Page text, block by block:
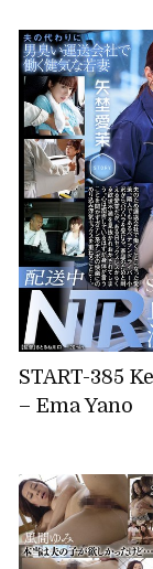
START-385
– Ema Yano